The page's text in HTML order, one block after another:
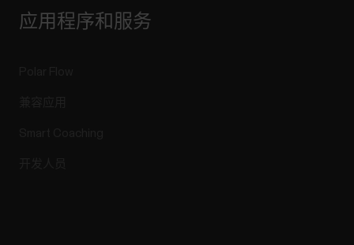
应用程序和服务